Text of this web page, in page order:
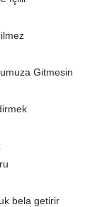
Gitmesin
bela getirir